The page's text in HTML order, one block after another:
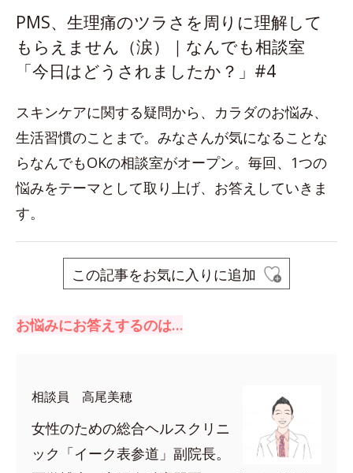
PMS、生理痛のツラさを周りに理解して
もらえません（涙）｜なんでも相談室
「今日はどうされましたか？」#4
スキンケアに関する疑問から、カラダのお悩み、
生活習慣のことまで。みなさんが気になることな
らなんでもOKの相談室がオープン。毎回、1つの
悩みをテーマとして取り上げ、お答えしていきま
す。
この記事をお気に入りに追加
お悩みにお答えするのは…
相談員 高尾美穂
女性のための総合ヘルスクリニ
ック「イーク表参道」副院長。